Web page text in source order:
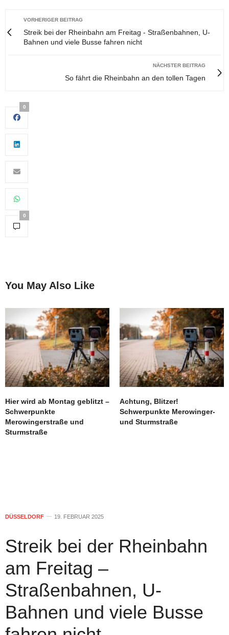
VORHERIGER BEITRAG
Streik bei der Rheinbahn am Freitag - Straßenbahnen, U-
Bahnen und viele Busse fahren nicht
NÄCHSTER BEITRAG
So fährt die Rheinbahn an den tollen Tagen
0
0
You May Also Like
Hier wird ab Montag geblitzt –
Schwerpunkte
Merowingerstraße und
Sturmstraße
Achtung, Blitzer!
Schwerpunkte Merowinger-
und Sturmstraße
DÜSSELDORF 19. FEBRUAR 2025
Streik bei der Rheinbahn
am Freitag –
Straßenbahnen, U-
Bahnen und viele Busse